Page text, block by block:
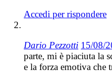
Accedi per rispondere
Dario Pezzotti 15/08/
parte, mi è piaciuta la
e la forza emotiva che